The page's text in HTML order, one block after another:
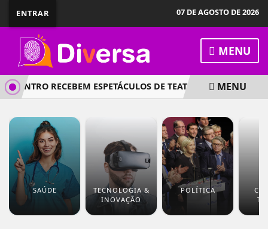
ENTRAR 07 DE AGOSTO DE 2026
MENU
RECEBEM ESPETÁCULOS DE TEATRO GRATUITOS
MENU
SAÚDE
TECNOLOGIA &
INOVAÇÃO
POLÍTICA